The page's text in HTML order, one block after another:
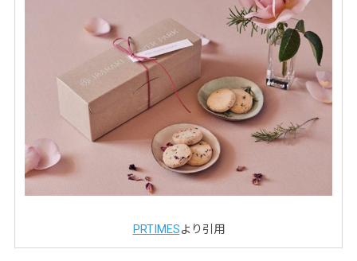
PRTIMESより引用